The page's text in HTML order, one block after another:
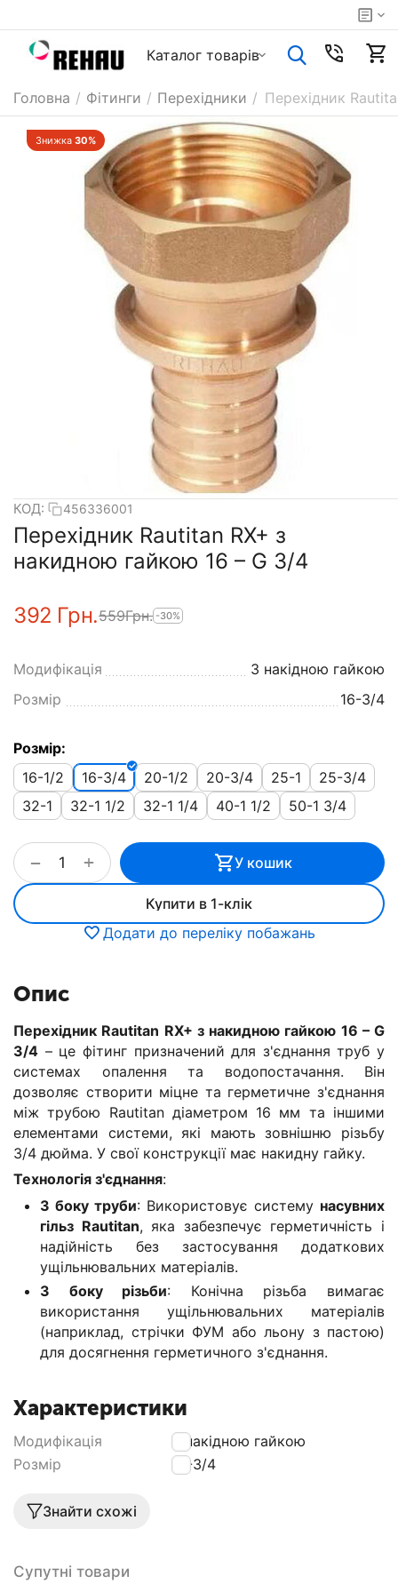
Каталог товарiв
Головна / Фітинги / Перехідники / Перехідник
Знижка 30%
КОД: 456336001
Перехідник Rautitan RX+ з
накидною гайкою 16 – G 3/4
‍392‍ Грн.‍559‍Грн. -30%
Модифікація
З накідною гайкою
Розмір
16-3/4
Розмір:
16-1/2
16-3/4 20-1/2 20-3/4 25-1
25-3/4
32-1
32-1 1/2 32-1 1/4 40-1 1/2 50-1 3/4
+
− У кошик
Купити в 1-клік
Додати до переліку побажань
Опис
Перехідник Rautitan RX+ з накидною гайкою 16 – G
3/4 – це фітинг призначений для з'єднання труб у
системах опалення та водопостачання. Він
дозволяє створити міцне та герметичне з'єднання
між трубою Rautitan діаметром 16 мм та іншими
елементами системи, які мають зовнішню різьбу
3/4 дюйма. У свої конструкції має накидну гайку.
Технологія з'єднання:
З боку труби: Використовує систему насувних
гільз Rautitan, яка забезпечує герметичність і
надійність без застосування додаткових
ущільнювальних матеріалів.
З боку різьби: Конічна різьба вимагає
використання ущільнювальних матеріалів
(наприклад, стрічки ФУМ або льону з пастою)
для досягнення герметичного з'єднання.
Характеристики
Модифікація
З накідною гайкою
Розмір
16-3/4
Знайти схожі
Супутні товари